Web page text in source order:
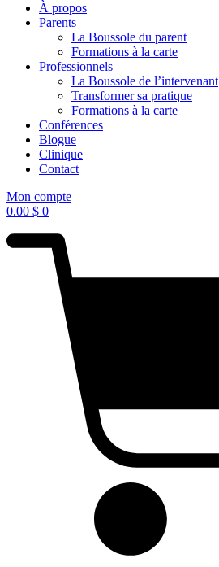
À propos
Parents
La Boussole du parent
Formations à la carte
Professionnels
La Boussole de l’intervenant
Transformer sa pratique
Formations à la carte
Conférences
Blogue
Clinique
Contact
Mon compte
0.00 $ 0